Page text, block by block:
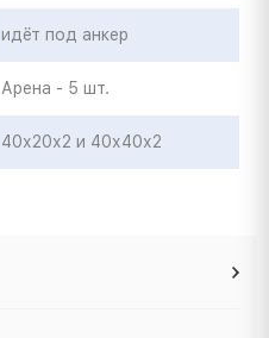
идёт под анкер
Арена - 5 шт.
40х20х2 и 40х40х2